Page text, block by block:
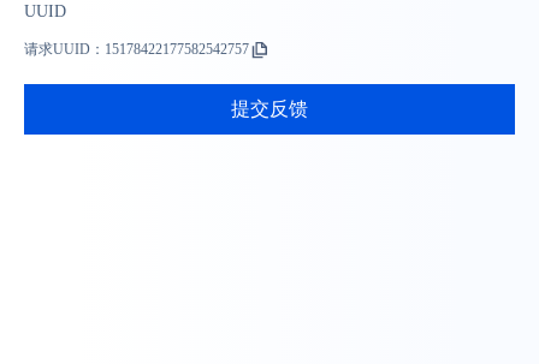
UUID
请求UUID： 15178422177582542757
提交反馈